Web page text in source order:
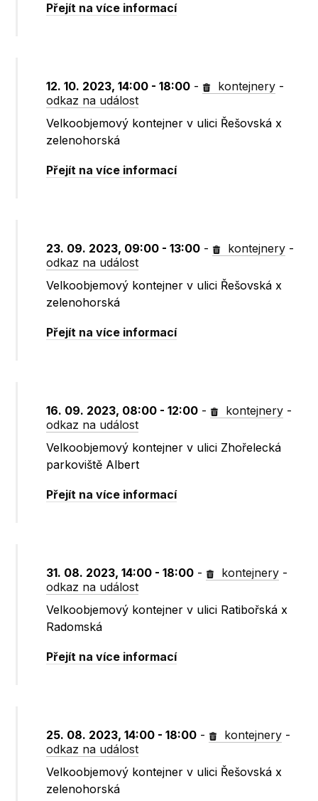
Přejít na více informací
12. 10. 2023, 14:00 - 18:00 - kontejnery -
odkaz na událost
Velkoobjemový kontejner v ulici Řešovská x
zelenohorská
Přejít na více informací
23. 09. 2023, 09:00 - 13:00 - kontejnery -
odkaz na událost
Velkoobjemový kontejner v ulici Řešovská x
zelenohorská
Přejít na více informací
16. 09. 2023, 08:00 - 12:00 - kontejnery -
odkaz na událost
Velkoobjemový kontejner v ulici Zhořelecká
parkoviště Albert
Přejít na více informací
31. 08. 2023, 14:00 - 18:00 - kontejnery -
odkaz na událost
Velkoobjemový kontejner v ulici Ratibořská x
Radomská
Přejít na více informací
25. 08. 2023, 14:00 - 18:00 - kontejnery -
odkaz na událost
Velkoobjemový kontejner v ulici Řešovská x
zelenohorská